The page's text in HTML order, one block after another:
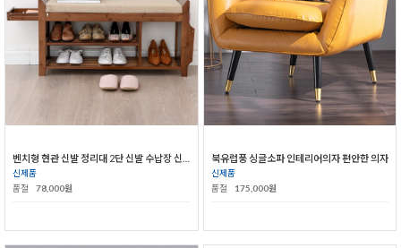
신제품
품절
78,000원
북유럽풍 싱글소파 인테리어의자 편안한 의자
신제품
품절
175,000원